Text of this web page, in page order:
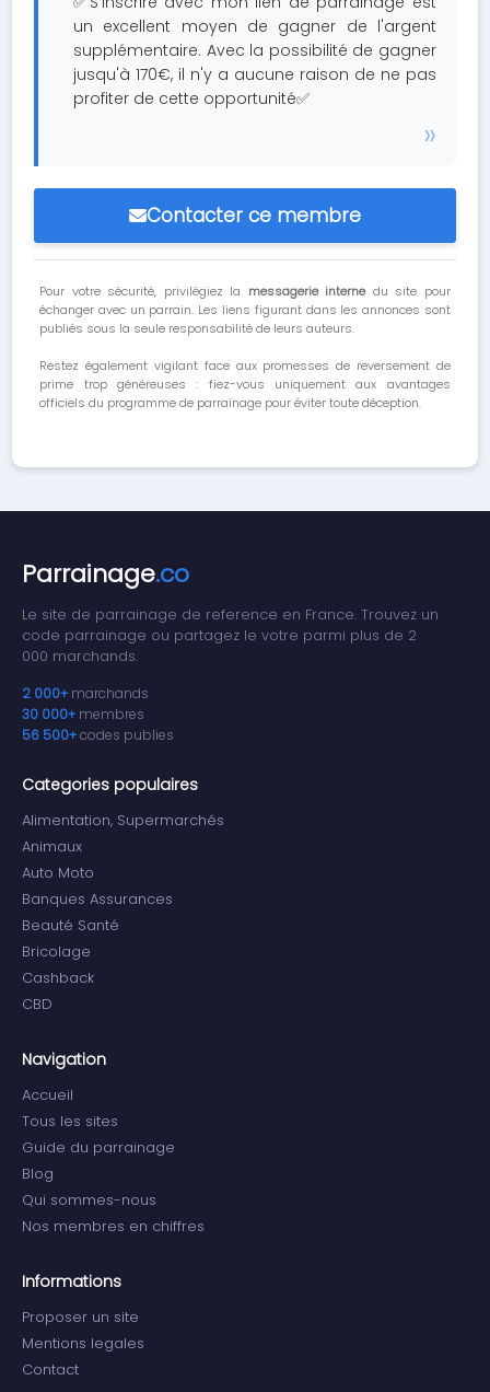
un excellent moyen de gagner de l'argent
supplémentaire. Avec la possibilité de gagner
jusqu'à 170€, il n'y a aucune raison de ne pas
profiter de cette opportunité✅
Contacter ce membre
Pour votre sécurité, privilégiez la messagerie internedu site pour
échanger avec un parrain. Les liens figurant dans les annonces sont
publiés sous la seule responsabilité de leurs auteurs.
Restez également vigilant face aux promesses de reversement de
prime trop généreuses : fiez-vous uniquement aux avantages
officiels du programme de parrainage pour éviter toute déception.
Parrainage.co
Le site de parrainage de reference en France. Trouvez un
code parrainage ou partagez le votre parmi plus de 2
000 marchands.
2 000+ marchands
30 000+ membres
56 500+codes publies
Categories populaires
Alimentation, Supermarchés
Animaux
Auto Moto
Banques Assurances
Beauté Santé
Bricolage
Cashback
CBD
Navigation
Accueil
Tous les sites
Guide du parrainage
Blog
Qui sommes-nous
Nos membres en chiffres
Informations
Proposer un site
Mentions legales
Contact